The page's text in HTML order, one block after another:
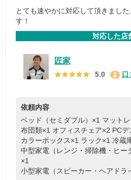
とても速やかに対応して頂きまし
す！
対応した店
匠家
★★★★★
★★★★★ 5.0 口
依頼内容
ベッド（セミダブル）×1 マット
布団類×1 オフィスチェア×2 PCデ
カラーボックス×1 ラック×1 冷蔵
中型家電（レンジ・掃除機・ヒー
×1
小型家電（スピーカー・ヘアドラ